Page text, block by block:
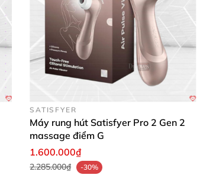
SATISFYER
Máy rung hút Satisfyer Pro 2 Gen 2
massage điểm G
1.600.000₫
2.285.000₫
-30%